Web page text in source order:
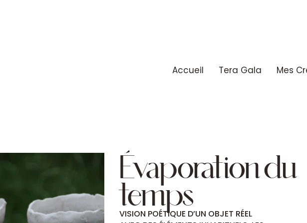
Accueil Tera Gala Mes
Évaporation du
temps
VISION POÉTIQUE D’UN OBJET RÉEL